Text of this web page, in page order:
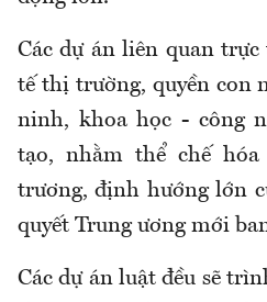
Các dự án liên quan
tế thị trường, quyền con
ninh, khoa học - công
tạo, nhằm thể chế
trương, định hướng lớn
quyết Trung ương mới
Các dự án luật đều sẽ